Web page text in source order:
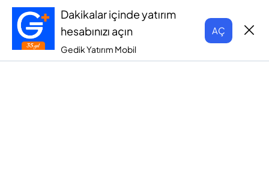
Dakikalar içinde yatırım
hesabınızı açın
Gedik Yatırım Mobil
AÇ